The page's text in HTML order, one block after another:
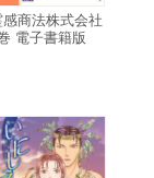
感商法株式会社
電子書籍版